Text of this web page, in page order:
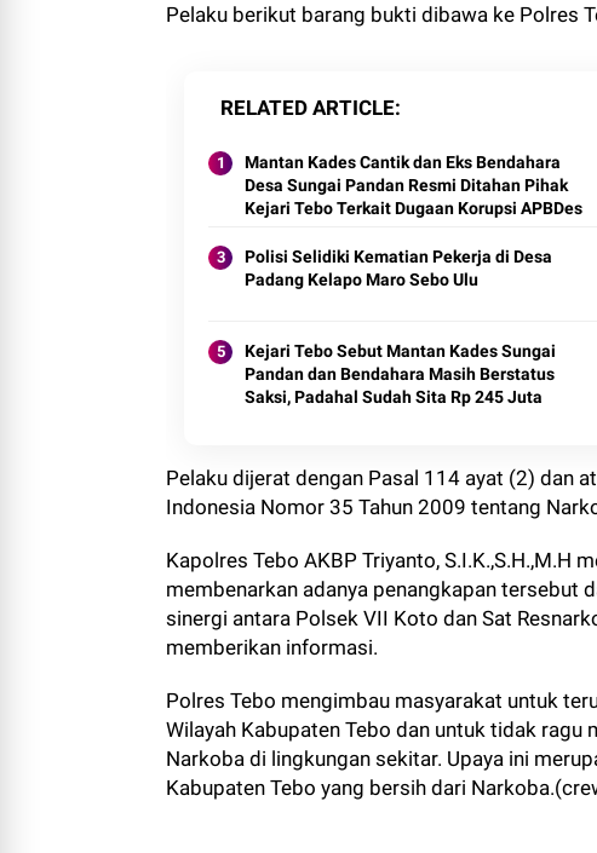
Pelaku berikut barang bukti dibawa ke Polres
RELATED ARTICLE
Mantan Kades Cantik dan Eks Bendahara
Desa Sungai Pandan Resmi Ditahan Pihak
Kejari Tebo Terkait Dugaan Korupsi APBDes
Polisi Selidiki Kematian Pekerja di Desa
Padang Kelapo Maro Sebo Ulu
Kejari Tebo Sebut Mantan Kades Sungai
Pandan dan Bendahara Masih Berstatus
Saksi, Padahal Sudah Sita Rp 245 Juta
Pelaku dijerat dengan Pasal 114 ayat (2) dan
Indonesia Nomor 35 Tahun 2009 tentang
Kapolres Tebo AKBP Triyanto, S.I.K.,S.H.,M.H
membenarkan adanya penangkapan tersebut
sinergi antara Polsek VII Koto dan Sat
memberikan informasi.
Polres Tebo mengimbau masyarakat untuk
Wilayah Kabupaten Tebo dan untuk tidak ragu
Narkoba di lingkungan sekitar. Upaya ini
Kabupaten Tebo yang bersih dari